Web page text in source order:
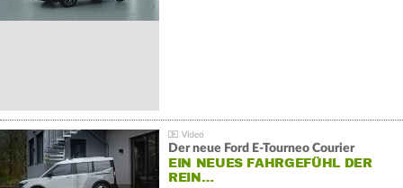
Der neue Ford E-Tourneo Courier
EIN NEUES FAHRGEFÜHL DER
REIN…